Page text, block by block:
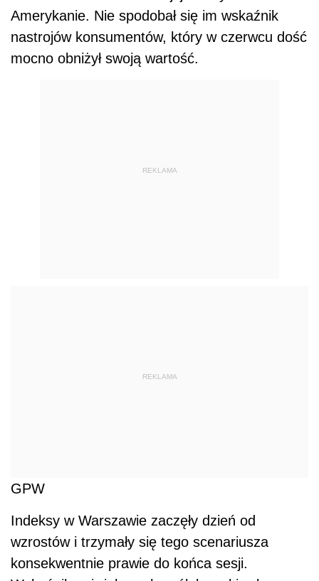
Amerykanie. Nie spodobał się im wskaźnik
nastrojów konsumentów, który w czerwcu dość
mocno obniżył swoją wartość.
REKLAMA
REKLAMA
GPW
Indeksy w Warszawie zaczęły dzień od
wzrostów i trzymały się tego scenariusza
konsekwentnie prawie do końca sesji.